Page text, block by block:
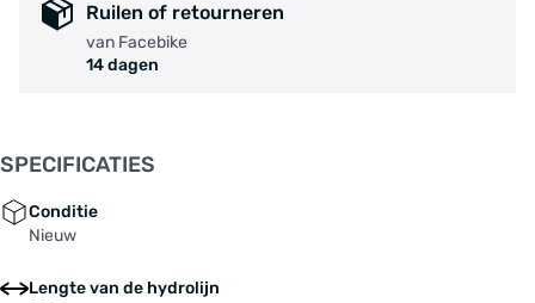
Ruilen of retourneren
van Facebike
14 dagen
SPECIFICATIES
Conditie
Nieuw
Lengte van de hydrolijn